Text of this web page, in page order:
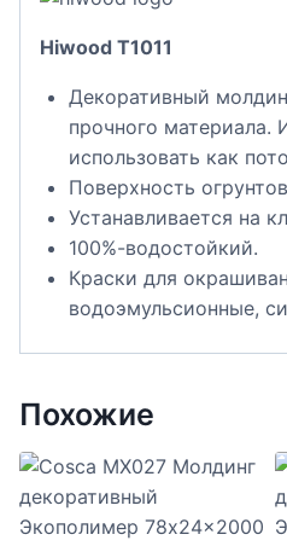
Hiwood T1011
Декоративный
прочного материала.
использовать как
Поверхность
Устанавливается на
100%-водостойкий.
Краски для
водоэмульсионные,
Похожие